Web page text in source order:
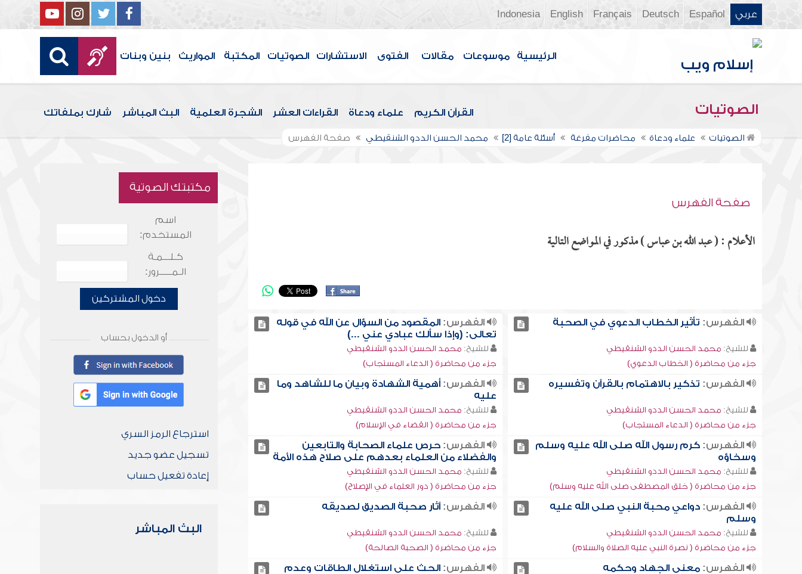
عربي Español
Deutsch
Français
English
Indonesia
الرئيسية موسوعات مقالات الفتوى الاستشارات الصوتيات المكتبة المواريث بنين وبنات
الصوتيات القرآن الكريم علماء ودعاة القراءات العشر الشجرة العلمية البث المباشر شارك بملفاتك
الصوتيات علماء ودعاة محاضرات مفرغة أسئلة عامة [2] محمد الحسن الددو الشنقيطي صفحة الفهرس
صفحة الفهرس
الأعلام : ( عبد الله بن عباس ) مذكور في المواضع التالية
الفهرس: تأثير الخطاب الدعوي في الصحبة
للشيخ: محمد الحسن الددو الشنقيطي
جزء من محاضرة ( الخطاب الدعوي)
الفهرس: المقصود من السؤال عن الله في قوله
تعالى: (وإذا سألك عبادي عني ...)
للشيخ: محمد الحسن الددو الشنقيطي
جزء من محاضرة ( الدعاء المستجاب)
الفهرس: تذكير بالاهتمام بالقرآن وتفسيره
للشيخ: محمد الحسن الددو الشنقيطي
جزء من محاضرة ( الدعاء المستجاب)
الفهرس: أهمية الشهادة وبيان ما للشاهد وما
عليه
للشيخ: محمد الحسن الددو الشنقيطي
جزء من محاضرة ( القضاء في الإسلام)
الفهرس:كرم رسول الله صلى الله عليه وسلم
وسخاؤه
للشيخ: محمد الحسن الددو الشنقيطي
جزء من محاضرة ( خلق المصطفى صلى الله عليه وسلم)
الفهرس: حرص علماء الصحابة والتابعين
والفضلاء من العلماء بعدهم على صلاح هذه الأمة
للشيخ: محمد الحسن الددو الشنقيطي
جزء من محاضرة ( دور العلماء في الإصلاح)
الفهرس:دواعي محبة النبي صلى الله عليه
وسلم
للشيخ: محمد الحسن الددو الشنقيطي
جزء من محاضرة ( نصرة النبي عليه الصلاة والسلام)
الفهرس: آثار صحبة الصديق لصديقه
للشيخ: محمد الحسن الددو الشنقيطي
جزء من محاضرة ( الصحبة الصالحة)
الفهرس:معنى الجهاد وحكمه الفهرس: الحث على استغلال الطاقات وعدم
مكتبتك الصوتية
اسم
المستخدم:
كـلـــمـة
الـمـــــرور:
دخول المشتركين
أو الدخول بحساب
استرجاع الرمز السري
تسجيل عضو جديد
إعادة تفعيل حساب
البث المباشر